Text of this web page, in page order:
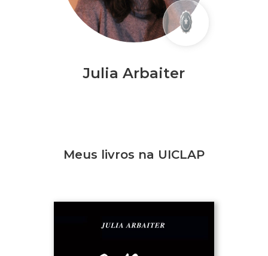
Julia Arbaiter
Meus livros na UICLAP